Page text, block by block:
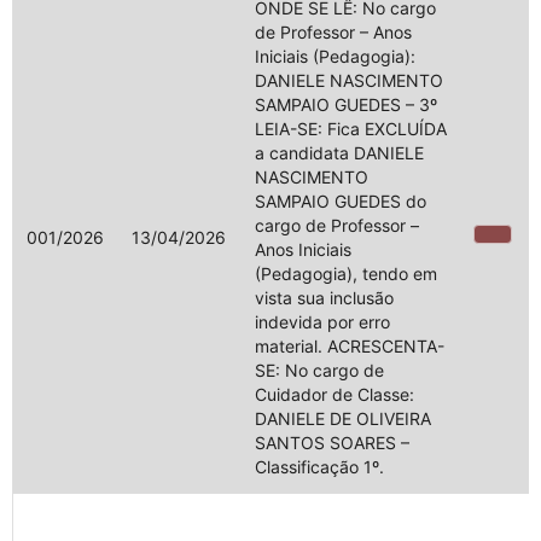
001/2026 13/04/2026
ONDE SE LÊ: No cargo
de Professor – Anos
Iniciais (Pedagogia):
DANIELE NASCIMENTO
SAMPAIO GUEDES – 3º
LEIA-SE: Fica EXCLUÍDA
a candidata DANIELE
NASCIMENTO
SAMPAIO GUEDES do
cargo de Professor –
Anos Iniciais
(Pedagogia), tendo em
vista sua inclusão
indevida por erro
material. ACRESCENTA-
SE: No cargo de
Cuidador de Classe:
DANIELE DE OLIVEIRA
SANTOS SOARES –
Classificação 1º.